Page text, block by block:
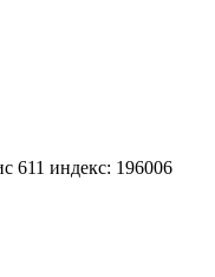
611 индекс: 196006